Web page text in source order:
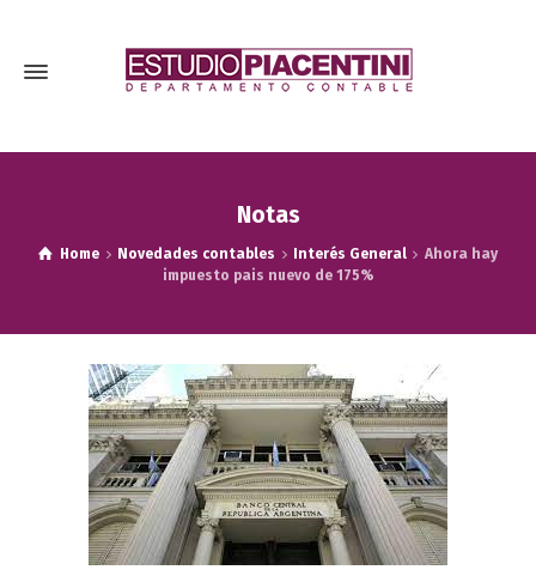
Notas
Home Novedades contables Interés General
Ahora hay
impuesto pais nuevo de 175%